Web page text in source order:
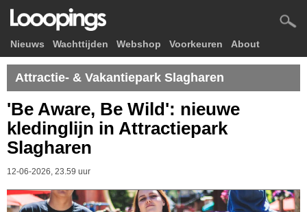
Nieuws Wachttijden Webshop Voorkeuren About
Attractie- & Vakantiepark Slagharen
'Be Aware, Be Wild': nieuwe
kledinglijn in Attractiepark
Slagharen
12-06-2026, 23.59 uur